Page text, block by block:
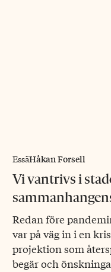
EssäHåkan Forsell
Vi vantrivs i
Redan före
var på väg in i en
projektion som
begär och